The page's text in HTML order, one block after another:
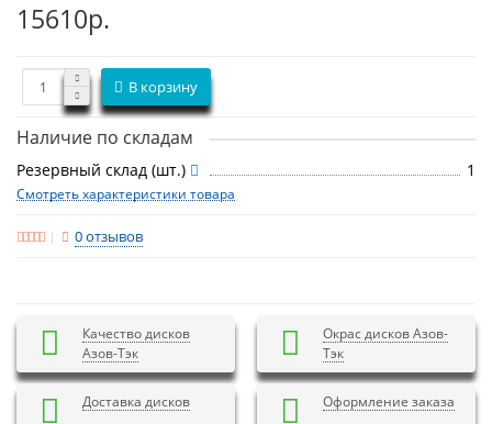
15610р.
В корзину
Наличие по складам
Резервный склад (шт.) 1
Смотреть характеристики товара
0 отзывов
Качество дисков
Азов-Тэк
Окрас дисков Азов-
Тэк
Доставка дисков Оформление заказа